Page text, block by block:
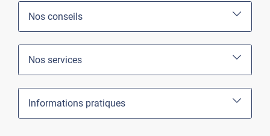
Nos conseils
Nos services
Informations pratiques